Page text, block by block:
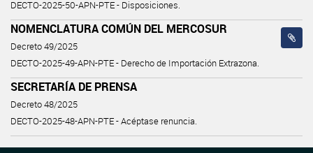
DECTO-2025-50-APN-PTE - Disposiciones.
NOMENCLATURA COMÚN DEL MERCOSUR
Decreto 49/2025
DECTO-2025-49-APN-PTE - Derecho de Importación Extrazona.
SECRETARÍA DE PRENSA
Decreto 48/2025
DECTO-2025-48-APN-PTE - Acéptase renuncia.